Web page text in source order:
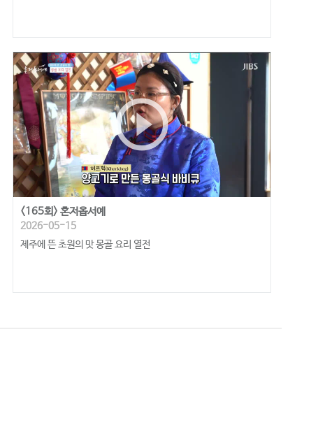
play_circle_outline
<165회> 혼저옵서예
2026-05-15
제주에 뜬 초원의 맛 몽골 요리 열전